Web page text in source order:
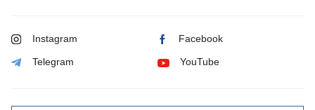
Instagram Facebook
Telegram YouTube